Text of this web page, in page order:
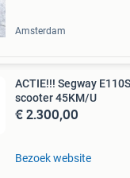
Amsterdam
ACTIE!!! Segway
scooter 45KM/U
€ 2.300,00
Bezoek website